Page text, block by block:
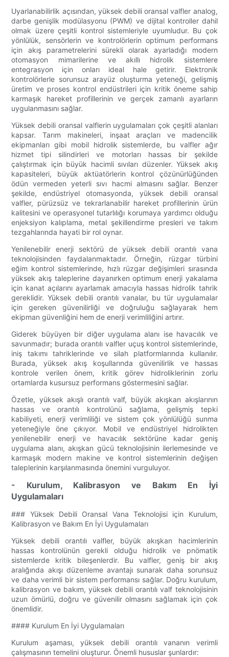
Uyarlanabilirlik açısından, yüksek debili oransal valfler analog,
darbe genişlik modülasyonu (PWM) ve dijital kontroller dahil
olmak üzere çeşitli kontrol sistemleriyle uyumludur. Bu çok
yönlülük, sensörlerin ve kontrolörlerin optimum performans
için akış parametrelerini sürekli olarak ayarladığı modern
otomasyon mimarilerine ve akıllı hidrolik sistemlere
entegrasyon için onları ideal hale getirir. Elektronik
kontrolörlerle sorunsuz arayüz oluşturma yeteneği, gelişmiş
üretim ve proses kontrol endüstrileri için kritik öneme sahip
karmaşık hareket profillerinin ve gerçek zamanlı ayarların
uygulanmasını sağlar.
Yüksek debili oransal valflerin uygulamaları çok çeşitli alanları
kapsar. Tarım makineleri, inşaat araçları ve madencilik
ekipmanları gibi mobil hidrolik sistemlerde, bu valfler ağır
hizmet tipi silindirleri ve motorları hassas bir şekilde
çalıştırmak için büyük hacimli sıvıları düzenler. Yüksek akış
kapasiteleri, büyük aktüatörlerin kontrol çözünürlüğünden
ödün vermeden yeterli sıvı hacmi almasını sağlar. Benzer
şekilde, endüstriyel otomasyonda, yüksek debili oransal
valfler, pürüzsüz ve tekrarlanabilir hareket profillerinin ürün
kalitesini ve operasyonel tutarlılığı korumaya yardımcı olduğu
enjeksiyon kalıplama, metal şekillendirme presleri ve takım
tezgahlarında hayati bir rol oynar.
Yenilenebilir enerji sektörü de yüksek debili orantılı vana
teknolojisinden faydalanmaktadır. Örneğin, rüzgar türbini
eğim kontrol sistemlerinde, hızlı rüzgar değişimleri sırasında
yüksek akış taleplerine dayanırken optimum enerji yakalama
için kanat açılarını ayarlamak amacıyla hassas hidrolik tahrik
gereklidir. Yüksek debili orantılı vanalar, bu tür uygulamalar
için gereken güvenilirliği ve doğruluğu sağlayarak hem
ekipman güvenliğini hem de enerji verimliliğini artırır.
Giderek büyüyen bir diğer uygulama alanı ise havacılık ve
savunmadır; burada orantılı valfler uçuş kontrol sistemlerinde,
iniş takımı tahriklerinde ve silah platformlarında kullanılır.
Burada, yüksek akış koşullarında güvenilirlik ve hassas
kontrole verilen önem, kritik görev hidroliklerinin zorlu
ortamlarda kusursuz performans göstermesini sağlar.
Özetle, yüksek akışlı orantılı valf, büyük akışkan akışlarının
hassas ve orantılı kontrolünü sağlama, gelişmiş tepki
kabiliyeti, enerji verimliliği ve sistem çok yönlülüğü sunma
yeteneğiyle öne çıkıyor. Mobil ve endüstriyel hidrolikten
yenilenebilir enerji ve havacılık sektörüne kadar geniş
uygulama alanı, akışkan gücü teknolojisinin ilerlemesinde ve
karmaşık modern makine ve kontrol sistemlerinin değişen
taleplerinin karşılanmasında önemini vurguluyor.
- Kurulum, Kalibrasyon ve Bakım En İyi
Uygulamaları
### Yüksek Debili Oransal Vana Teknolojisi için Kurulum,
Kalibrasyon ve Bakım En İyi Uygulamaları
Yüksek debili orantılı valfler, büyük akışkan hacimlerinin
hassas kontrolünün gerekli olduğu hidrolik ve pnömatik
sistemlerde kritik bileşenlerdir. Bu valfler, geniş bir akış
aralığında akışı düzenleme avantajı sunarak daha sorunsuz
ve daha verimli bir sistem performansı sağlar. Doğru kurulum,
kalibrasyon ve bakım, yüksek debili orantılı valf teknolojisinin
uzun ömürlü, doğru ve güvenilir olmasını sağlamak için çok
önemlidir.
#### Kurulum En İyi Uygulamaları
Kurulum aşaması, yüksek debili orantılı vananın verimli
çalışmasının temelini oluşturur. Önemli hususlar şunlardır: